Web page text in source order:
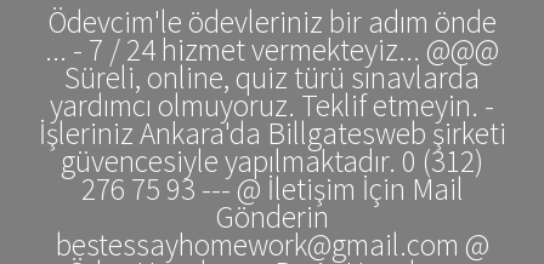
Ödevcim'le ödevleriniz bir adım önde
... - 7 / 24 hizmet vermekteyiz... @@@
Süreli, online, quiz türü sınavlarda
yardımcı olmuyoruz. Teklif etmeyin. -
İşleriniz Ankara'da Billgatesweb şirketi
güvencesiyle yapılmaktadır. 0 (312)
276 75 93 --- @ İletişim İçin Mail
Gönderin
bestessayhomework@gmail.com @